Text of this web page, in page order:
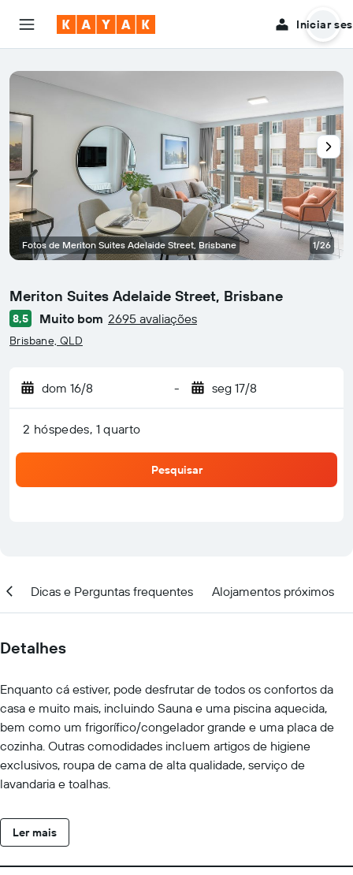
Iniciar
Meriton Suites Adelaide Street, Brisbane
Classificação: 0
8,5 Muito bom 2695 avaliações
Brisbane, QLD
dom 16/8 - seg 17/8
2 hóspedes, 1 quarto
Pesquisar
Fotos de Meriton Suites Adelaide Street, Brisbane 1/26
Dicas e Perguntas frequentes Alojamentos próximos
Detalhes
Enquanto cá estiver, pode desfrutar de todos os confortos da
casa e muito mais, incluindo Sauna e uma piscina aquecida,
bem como um frigorífico/congelador grande e uma placa de
cozinha. Outras comodidades incluem artigos de higiene
exclusivos, roupa de cama de alta qualidade, serviço de
lavandaria e toalhas.
Ler mais